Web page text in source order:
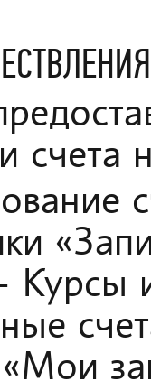
счета
Курсы